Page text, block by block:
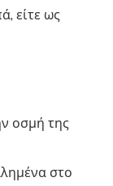
είτε ως
οσμή της
στο